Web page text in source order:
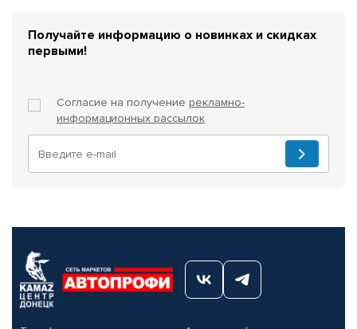
Получайте информацию о новинках и скидках
первыми!
Согласие на получение рекламно-
информационных рассылок